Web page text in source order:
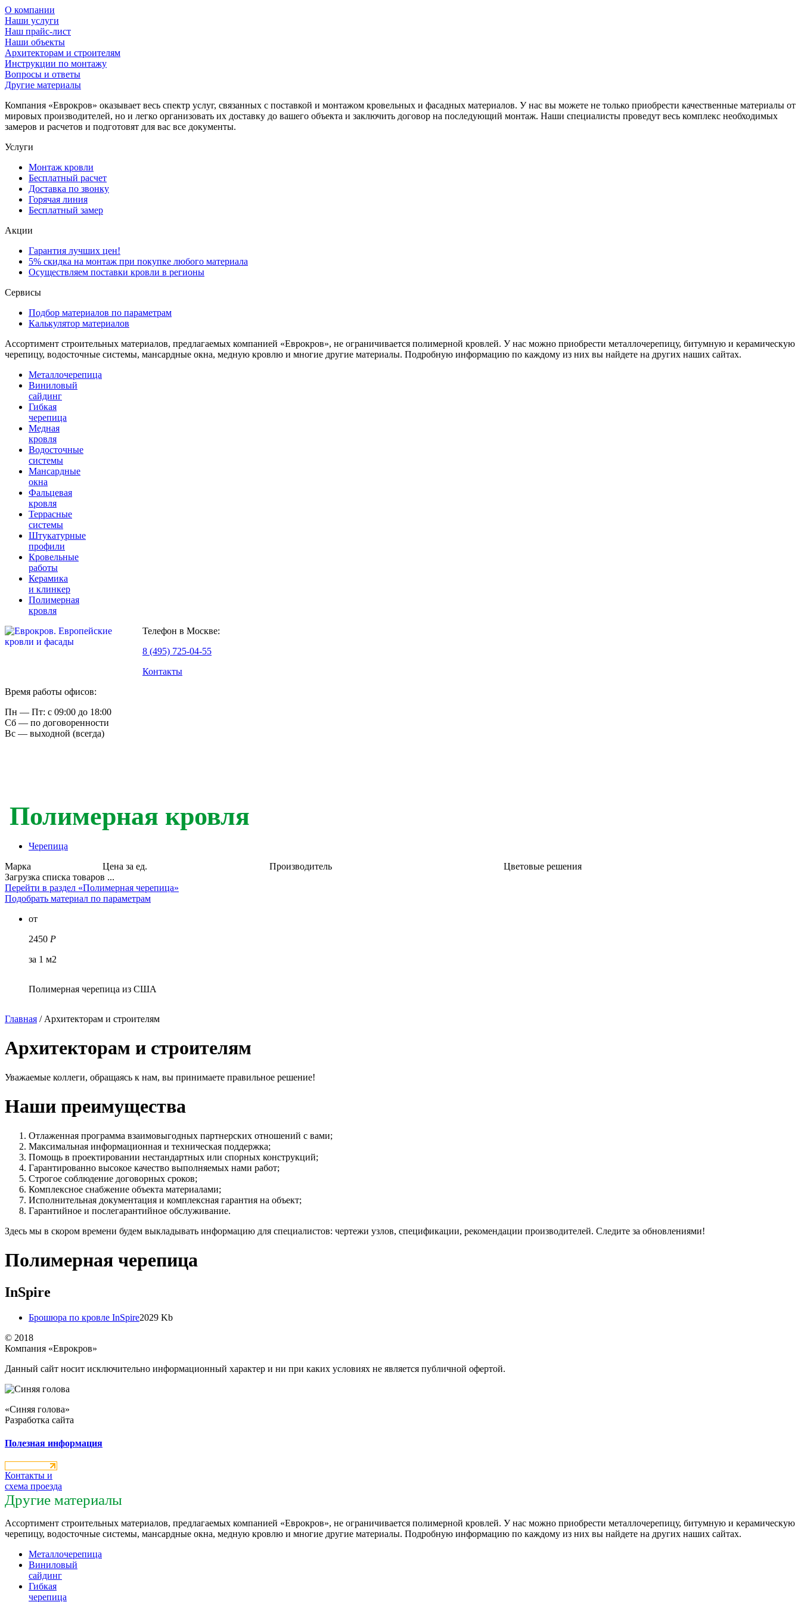
О компании
Наши услуги
Наш прайс-лист
Наши объекты
Архитекторам и строителям
Инструкции по монтажу
Вопросы и ответы
Другие материалы
Компания «Еврокров» оказывает весь спектр услуг, связанных с поставкой и монтажом кровельных и фасадных материалов. У нас вы можете не только приобрести качественные материалы от
мировых производителей, но и легко организовать их доставку до вашего объекта и заключить договор на последующий монтаж. Наши специалисты проведут весь комплекс необходимых
замеров и расчетов и подготовят для вас все документы.
Услуги
Монтаж кровли
Бесплатный расчет
Доставка по звонку
Горячая линия
Бесплатный замер
Акции
Гарантия лучших цен!
5% скидка на монтаж при покупке любого материала
Осуществляем поставки кровли в регионы
Сервисы
Подбор материалов по параметрам
Калькулятор материалов
Ассортимент строительных материалов, предлагаемых компанией «Еврокров», не ограничивается полимерной кровлей. У нас можно приобрести металлочерепицу, битумную и керамическую
черепицу, водосточные системы, мансардные окна, медную кровлю и многие другие материалы. Подробную информацию по каждому из них вы найдете на других наших сайтах.
Металлочерепица
Виниловый
сайдинг
Гибкая
черепица
Медная
кровля
Водосточные
системы
Мансардные
окна
Фальцевая
кровля
Террасные
системы
Штукатурные
профили
Кровельные
работы
Керамика
и клинкер
Полимерная
кровля
Телефон в Москве:
8 (495) 725-04-55
Контакты
Время работы офисов:
Пн — Пт: с 09:00 до 18:00
Сб — по договоренности
Вс — выходной (всегда)
Полимерная кровля
Черепица
Марка
Цена за ед. Производитель
Цветовые решения
Загрузка списка товаров ...
Перейти в раздел «Полимерная черепица»
Подобрать материал по параметрам
от
2450 Р
за 1 м2
Полимерная черепица из США
Главная / Архитекторам и строителям
Архитекторам и строителям
Уважаемые коллеги, обращаясь к нам, вы принимаете правильное решение!
Наши преимущества
Отлаженная программа взаимовыгодных партнерских отношений с вами;
Максимальная информационная и техническая поддержка;
Помощь в проектировании нестандартных или спорных конструкций;
Гарантированно высокое качество выполняемых нами работ;
Строгое соблюдение договорных сроков;
Комплексное снабжение объекта материалами;
Исполнительная документация и комплексная гарантия на объект;
Гарантийное и послегарантийное обслуживание.
Здесь мы в скором времени будем выкладывать информацию для специалистов: чертежи узлов, спецификации, рекомендации производителей. Следите за обновлениями!
Полимерная черепица
InSpire
Брошюра по кровле InSpire2029 Kb
© 2018
Компания «Еврокров»
Данный сайт носит исключительно информационный характер и ни при каких условиях не является публичной офертой.
«Синяя голова»
Разработка сайта
Полезная информация
Контакты и
схема проезда
Другие материалы
Ассортимент строительных материалов, предлагаемых компанией «Еврокров», не ограничивается полимерной кровлей. У нас можно приобрести металлочерепицу, битумную и керамическую
черепицу, водосточные системы, мансардные окна, медную кровлю и многие другие материалы. Подробную информацию по каждому из них вы найдете на других наших сайтах.
Металлочерепица
Виниловый
сайдинг
Гибкая
черепица